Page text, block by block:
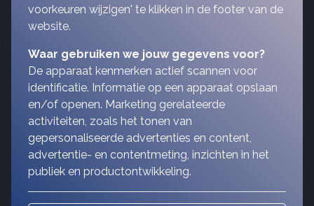
voorkeuren wijzigen' te klikken in de footer van de
website.
Waar gebruiken we jouw gegevens voor?
De apparaat kenmerken actief scannen voor
identificatie. Informatie op een apparaat opslaan
en/of openen. Marketing gerelateerde
activiteiten, zoals het tonen van
gepersonaliseerde advertenties en content,
advertentie- en contentmeting, inzichten in het
publiek en productontwikkeling.